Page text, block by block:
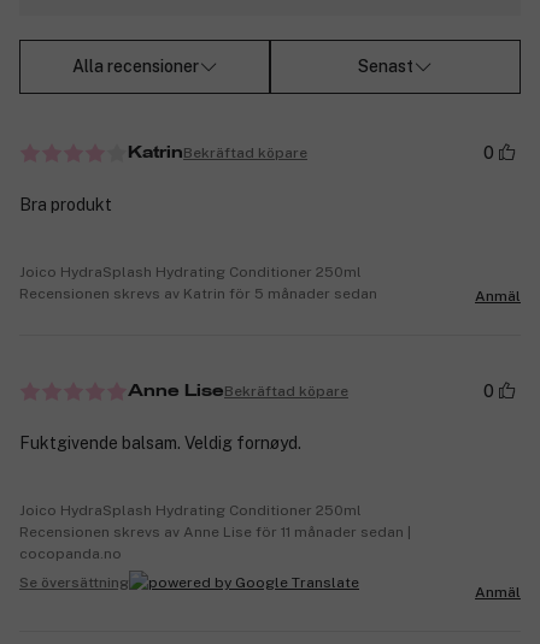
Alla recensioner Senast
KatrinBekräftad köpare 0
Bra produkt
Joico HydraSplash Hydrating Conditioner 250ml
Recensionen skrevs av Katrin för 5 månader sedan
Anmäl
Anne LiseBekräftad köpare 0
Fuktgivende balsam. Veldig fornøyd.
Joico HydraSplash Hydrating Conditioner 250ml
Recensionen skrevs av Anne Lise för 11 månader sedan |
cocopanda.no
Se översättning
Anmäl